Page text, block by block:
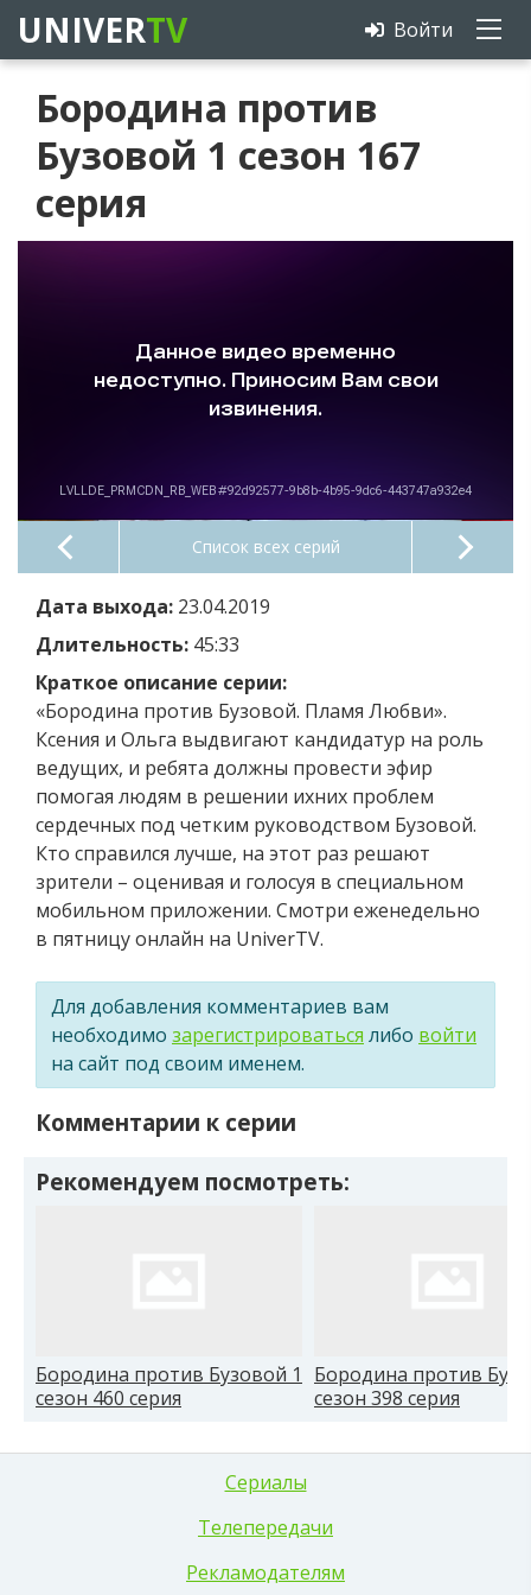
UNIVERTV Войти
Бородина против
Бузовой 1 сезон 167
серия
Список всех серий
Дата выхода: 23.04.2019
Длительность: 45:33
Краткое описание серии:
«Бородина против Бузовой. Пламя Любви».
Ксения и Ольга выдвигают кандидатур на роль
ведущих, и ребята должны провести эфир
помогая людям в решении ихних проблем
сердечных под четким руководством Бузовой.
Кто справился лучше, на этот раз решают
зрители – оценивая и голосуя в специальном
мобильном приложении. Смотри еженедельно
в пятницу онлайн на UniverTV.
Для добавления комментариев вам
необходимо зарегистрироваться либо войти
на сайт под своим именем.
Комментарии к серии
Рекомендуем посмотреть:
Бородина против Бузовой 1
сезон 460 серия
Бородина против
сезон 398 серия
Сериалы
Телепередачи
Рекламодателям